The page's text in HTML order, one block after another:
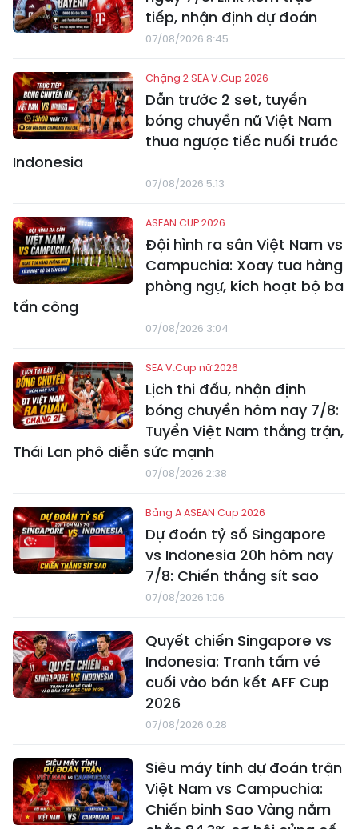
tiếp, nhận định dự đoán
07/08/2026 8:45
Chặng 2 SEA V.Cup 2026
Dẫn trước 2 set, tuyển
bóng chuyền nữ Việt Nam
thua ngược tiếc nuối trước
Indonesia
07/08/2026 5:13
ASEAN CUP 2026
Đội hình ra sân Việt Nam vs
Campuchia: Xoay tua hàng
phòng ngự, kích hoạt bộ ba
tấn công
07/08/2026 3:04
SEA V.Cup nữ 2026
Lịch thi đấu, nhận định
bóng chuyền hôm nay 7/8:
Tuyển Việt Nam thắng trận,
Thái Lan phô diễn sức mạnh
07/08/2026 2:38
Bảng A ASEAN Cup 2026
Dự đoán tỷ số Singapore
vs Indonesia 20h hôm nay
7/8: Chiến thắng sít sao
07/08/2026 1:06
Quyết chiến Singapore vs
Indonesia: Tranh tấm vé
cuối vào bán kết AFF Cup
2026
07/08/2026 0:28
Siêu máy tính dự đoán trận
Việt Nam vs Campuchia:
Chiến binh Sao Vàng nắm